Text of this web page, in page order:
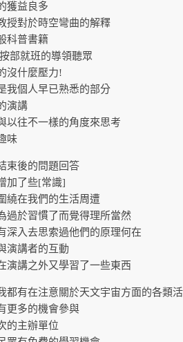
獲益良多
授對於時空彎曲的解釋
科普書籍
部就班的導領聽眾
沒什麼壓力!
我個人早已熟悉的部分
演講
以往不一樣的角度來思考
味
束後的問題回答
加了些[常識]
繞在我們的生活周遭
過於習慣了而覺得理所當然
深入去思索過他們的原理何在
演講者的互動
演講之外又學習了一些東西
都有在注意關於天文宇宙方面的各類
更多的機會參與
的主辦單位